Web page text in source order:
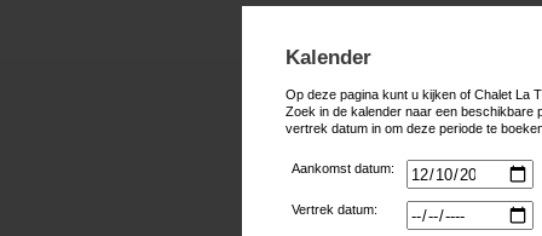
Kalender
Op deze pagina kunt u kijken of Chalet La
Zoek in de kalender naar een beschikbare
vertrek datum in om deze periode te
Aankomst datum:
Vertrek datum: